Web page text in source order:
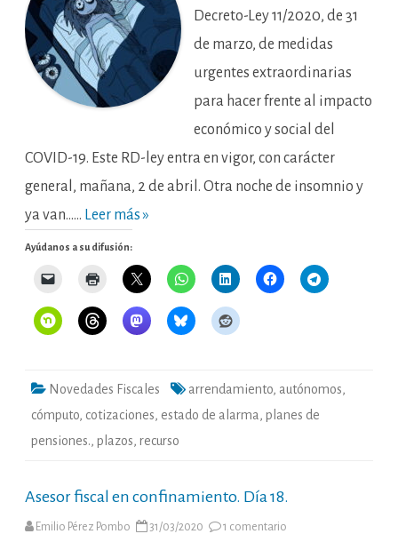
Decreto-Ley 11/2020, de 31
de marzo, de medidas
urgentes extraordinarias
para hacer frente al impacto
económico y social del
COVID-19. Este RD-ley entra en vigor, con carácter
general, mañana, 2 de abril. Otra noche de insomnio y
ya van…… Leer más »
Ayúdanos a su difusión:
Novedades Fiscales arrendamiento, autónomos,
cómputo, cotizaciones, estado de alarma , planes de
pensiones., plazos, recurso
Asesor fiscal en confinamiento. Día 18.
Emilio Pérez Pombo 31/03/2020 1 comentario